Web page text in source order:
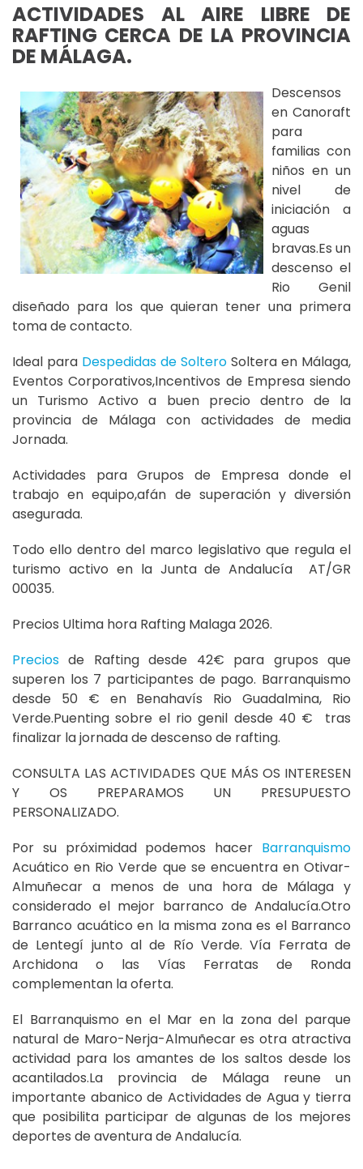
ACTIVIDADES AL AIRE LIBRE DE
RAFTING CERCA DE LA PROVINCIA
DE MÁLAGA.
Descensos
en Canoraft
para
familias con
niños en un
nivel de
iniciación a
aguas
bravas.Es un
descenso el
Rio Genil
diseñado para los que quieran tener una primera
toma de contacto.
Ideal para Despedidas de Soltero Soltera en Málaga,
Eventos Corporativos,Incentivos de Empresa siendo
un Turismo Activo a buen precio dentro de la
provincia de Málaga con actividades de media
Jornada.
Actividades para Grupos de Empresa donde el
trabajo en equipo,afán de superación y diversión
asegurada.
Todo ello dentro del marco legislativo que regula el
turismo activo en la Junta de Andalucía AT/GR
00035.
Precios Ultima hora Rafting Malaga 2026.
Precios de Rafting desde 42€ para grupos que
superen los 7 participantes de pago. Barranquismo
desde 50 € en Benahavís Rio Guadalmina, Rio
Verde.Puenting sobre el rio genil desde 40 € tras
finalizar la jornada de descenso de rafting.
CONSULTA LAS ACTIVIDADES QUE MÁS OS INTERESEN
Y OS PREPARAMOS UN PRESUPUESTO
PERSONALIZADO.
Por su próximidad podemos hacer Barranquismo
Acuático en Rio Verde que se encuentra en Otivar-
Almuñecar a menos de una hora de Málaga y
considerado el mejor barranco de Andalucía.Otro
Barranco acuático en la misma zona es el Barranco
de Lentegí junto al de Río Verde. Vía Ferrata de
Archidona o las Vías Ferratas de Ronda
complementan la oferta.
El Barranquismo en el Mar en la zona del parque
natural de Maro-Nerja-Almuñecar es otra atractiva
actividad para los amantes de los saltos desde los
acantilados.La provincia de Málaga reune un
importante abanico de Actividades de Agua y tierra
que posibilita participar de algunas de los mejores
deportes de aventura de Andalucía.